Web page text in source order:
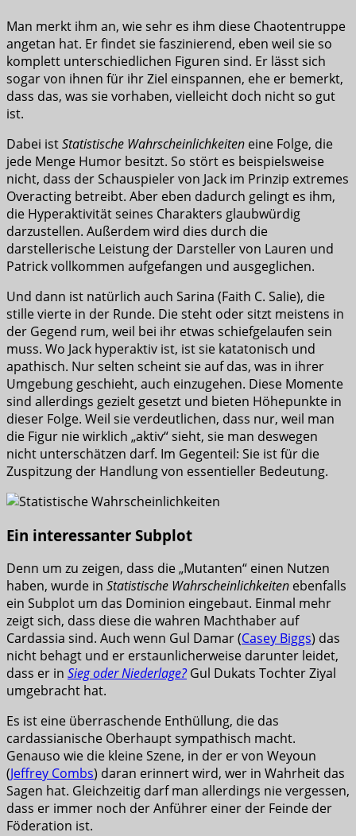
Man merkt ihm an, wie sehr es ihm diese Chaotentruppe
angetan hat. Er findet sie faszinierend, eben weil sie so
komplett unterschiedlichen Figuren sind. Er lässt sich
sogar von ihnen für ihr Ziel einspannen, ehe er bemerkt,
dass das, was sie vorhaben, vielleicht doch nicht so gut
ist.
Dabei istStatistische Wahrscheinlichkeiten eine Folge, die
jede Menge Humor besitzt. So stört es beispielsweise
nicht, dass der Schauspieler von Jack im Prinzip extremes
Overacting betreibt. Aber eben dadurch gelingt es ihm,
die Hyperaktivität seines Charakters glaubwürdig
darzustellen. Außerdem wird dies durch die
darstellerische Leistung der Darsteller von Lauren und
Patrick vollkommen aufgefangen und ausgeglichen.
Und dann ist natürlich auch Sarina (Faith C. Salie), die
stille vierte in der Runde. Die steht oder sitzt meistens in
der Gegend rum, weil bei ihr etwas schiefgelaufen sein
muss. Wo Jack hyperaktiv ist, ist sie katatonisch und
apathisch. Nur selten scheint sie auf das, was in ihrer
Umgebung geschieht, auch einzugehen. Diese Momente
sind allerdings gezielt gesetzt und bieten Höhepunkte in
dieser Folge. Weil sie verdeutlichen, dass nur, weil man
die Figur nie wirklich „aktiv“ sieht, sie man deswegen
nicht unterschätzen darf. Im Gegenteil: Sie ist für die
Zuspitzung der Handlung von essentieller Bedeutung.
Ein interessanter Subplot
Denn um zu zeigen, dass die „Mutanten“ einen Nutzen
haben, wurde in Statistische Wahrscheinlichkeiten ebenfalls
ein Subplot um das Dominion eingebaut. Einmal mehr
zeigt sich, dass diese die wahren Machthaber auf
Cardassia sind. Auch wenn Gul Damar (Casey Biggs) das
nicht behagt und er erstaunlicherweise darunter leidet,
dass er in Sieg oder Niederlage?Gul Dukats Tochter Ziyal
umgebracht hat.
Es ist eine überraschende Enthüllung, die das
cardassianische Oberhaupt sympathisch macht.
Genauso wie die kleine Szene, in der er von Weyoun
(Jeffrey Combs) daran erinnert wird, wer in Wahrheit das
Sagen hat. Gleichzeitig darf man allerdings nie vergessen,
dass er immer noch der Anführer einer der Feinde der
Föderation ist.